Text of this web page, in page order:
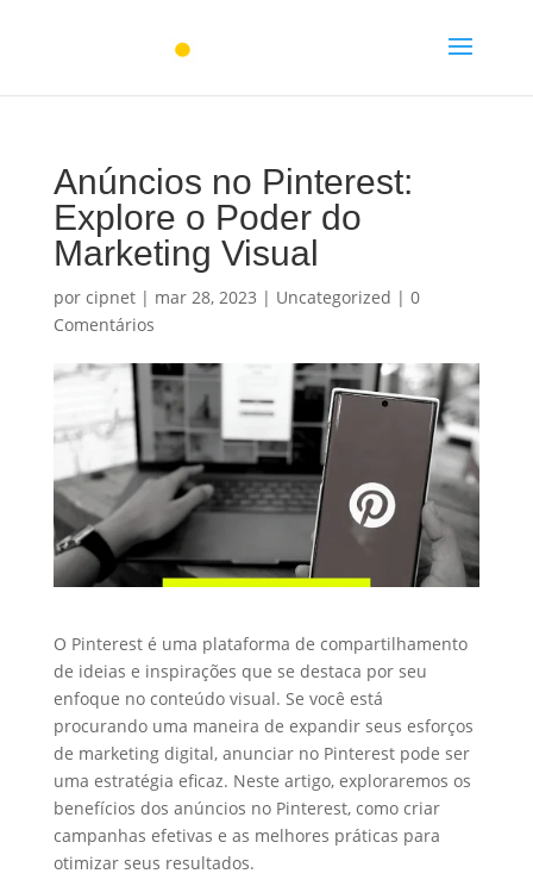
Anúncios no Pinterest:
Explore o Poder do
Marketing Visual
por cipnet| mar 28, 2023 | Uncategorized | 0
Comentários
O Pinterest é uma plataforma de compartilhamento
de ideias e inspirações que se destaca por seu
enfoque no conteúdo visual. Se você está
procurando uma maneira de expandir seus esforços
de marketing digital, anunciar no Pinterest pode ser
uma estratégia eficaz. Neste artigo, exploraremos os
benefícios dos anúncios no Pinterest, como criar
campanhas efetivas e as melhores práticas para
otimizar seus resultados.